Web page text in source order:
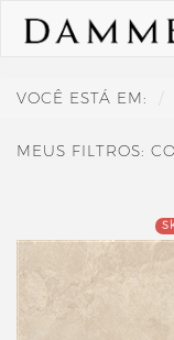
VOCÊ ESTÁ EM:
MEUS FILTROS: